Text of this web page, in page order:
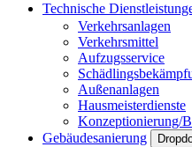
Technische
Verkehrsanlagen
Verkehrsmittel
Aufzugsservice
Außenanlagen
Hausmeisterdienste
Konzeptionierung/
Gebäudesanierung